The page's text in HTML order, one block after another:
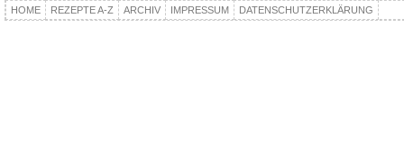
HOME REZEPTE A-Z ARCHIV IMPRESSUM DATENSCHUTZERKLÄRUNG